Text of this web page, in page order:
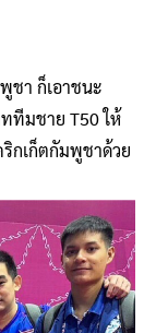
ชา ก็เอาชนะ
ททีมชาย T50 ให้
กเก็ตกัมพูชาด้วย